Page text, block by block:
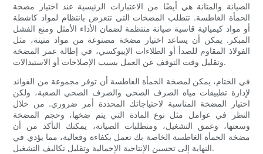
الصيانة والمتانة هي أيضًا من الاعتبارات الرئيسية عند اختيار مضخة
الحمأة الغاطسة. تتطلب المضخات التي تتعرض بانتظام لمواد كاشطة
أو مواد كيميائية قاسية صيانة منتظمة لضمان الأداء الأمثل ومنع الفشل
المبكر. يمكن أن يساعد اختيار مضخة مصنوعة من مواد متينة، مثل
الفولاذ المقاوم للصدأ أو الطلاءات الإيبوكسي، في إطالة عمر المضخة
وتقليل وقت التوقف عن العمل بسبب الإصلاحات أو الاستبدالات.
في الختام، يمكن لمضخة الحمأة الغاطسة أن توفر مجموعة من الفوائد
لإدارة تطبيقات مياه الصرف الصحي والصرف الصحي الصعبة، ولكن
اختيار المضخة المناسبة لاحتياجاتك المحددة أمر ضروري. من خلال
النظر في عوامل مثل نوع المادة التي يتم ضخها، وحجم المضخة
وسعتها، وعمق التشغيل، ومتطلبات الصيانة، يمكنك التأكد من أن
مضخة الحمأة الغاطسة الخاصة بك تعمل بكفاءة وفعالية، مما يؤدي في
النهاية إلى تحسين الإنتاجية الإجمالية وتقليل تكاليف التشغيل.